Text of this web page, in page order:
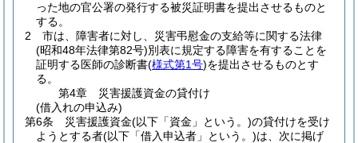
った地の官公署の発行する被災証明書を提出させるものと
する。
2
市は、障害者に対し、災害弔慰金の支給等に関する法律
(昭和48年法律第82号)別表に規定する障害を有することを
証明する医師の診断書(様式第1号)を提出させるものとす
る。
第4章
災害援護資金の貸付け
(借入れの申込み)
第6条
災害援護資金(以下「資金」という。)の貸付けを受け
ようとする者(以下「借入申込者」という。)は、次に掲げ